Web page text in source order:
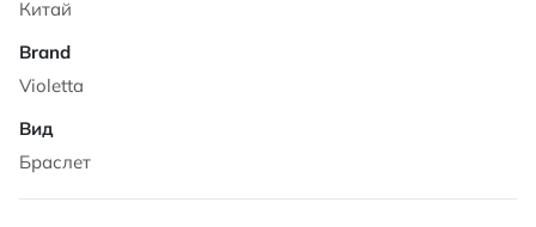
Китай
Violetta
Браслет